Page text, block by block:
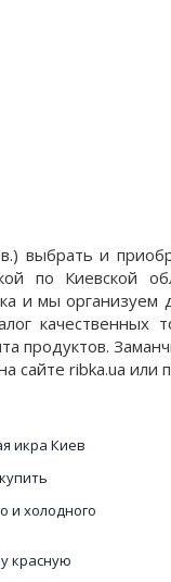
выбрать и
по Киевской
и мы организуем
качественных
продуктов.
сайте ribka.ua
икра Киев
и холодного
красную